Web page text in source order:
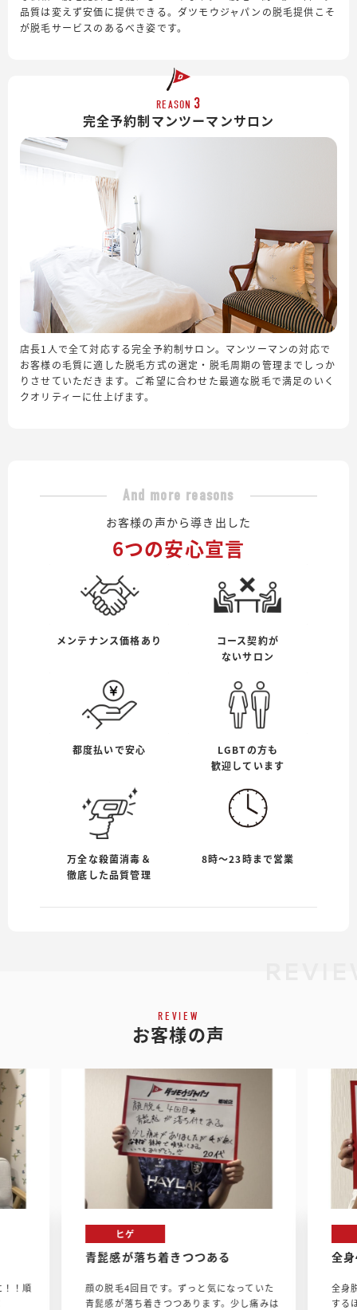
品質は変えず安価に提供できる。ダツモウジャパンの脱毛提供こそ
が脱毛サービスのあるべき姿です。
REASON 3
完全予約制マンツーマンサロン
店長1人で全て対応する完全予約制サロン。マンツーマンの対応で
お客様の毛質に適した脱毛方式の選定・脱毛周期の管理までしっか
りさせていただきます。ご希望に合わせた最適な脱毛で満足のいく
クオリティーに仕上げます。
And more reasons
お客様の声から導き出した
6つの安心宣言
メンテナンス価格あり
コース契約が
ないサロン
都度払いで安心
LGBTの方も
歓迎しています
万全な殺菌消毒＆
徹底した品質管理
8時〜23時まで営業
REVIEW
お客様の声
！順
ヒゲ
青髭感が落ち着きつつある
顔の脱毛4回目です。ずっと気になっていた
青髭感が落ち着きつつあります。少し痛みは
全
全身
する